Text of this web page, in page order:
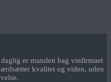
er manden bag vinfirmaet
kvalitet og viden, uden